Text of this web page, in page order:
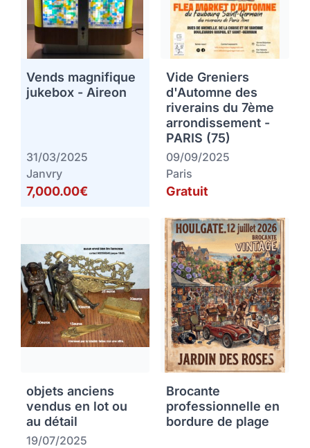
Vends magnifique
jukebox - Aireon
31/03/2025
Janvry
7,000.00€
Vide Greniers
d'Automne des
riverains du 7ème
arrondissement -
PARIS (75)
09/09/2025
Paris
Gratuit
objets anciens
vendus en lot ou
au détail
19/07/2025
Brocante
professionnelle en
bordure de plage